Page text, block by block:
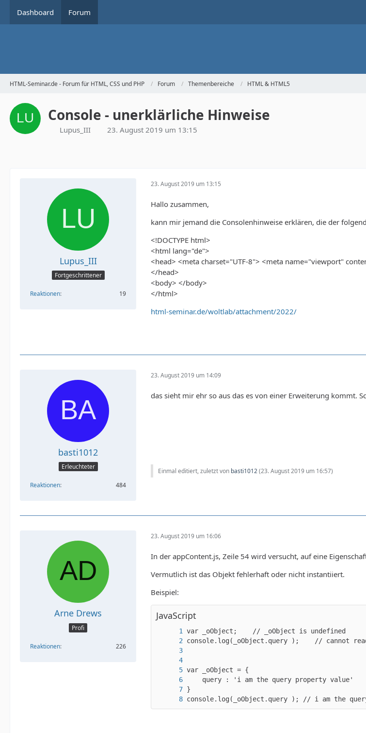
Dashboard Forum
HTML-Seminar.de - Forum für HTML, CSS und PHP Forum Themenbereiche HTML & HTML5
Console - unerklärliche Hinweise
Lupus_III 23. August 2019 um 13:15
Lupus_III
Fortgeschrittener
Reaktionen 19
23. August 2019 um 13:15
Hallo zusammen,
kann mir jemand die Consolenhinweise erklären, die der
<!DOCTYPE html>
<html lang="de">
<head> <meta charset="UTF-8"> <meta name="viewport"
</head>
<body> </body>
</html>
html-seminar.de/woltlab/attachment/2022/
basti1012
Erleuchteter
Reaktionen 484
23. August 2019 um 14:09
das sieht mir ehr so aus das es von einer Erweiterung kommt.
Einmal editiert, zuletzt von basti1012(23. August 2019 um 16:57)
Arne Drews
Profi
Reaktionen 226
23. August 2019 um 16:06
In der appContent.js, Zeile 54 wird versucht, auf eine
Vermutlich ist das Objekt fehlerhaft oder nicht instantiiert.
Beispiel:
JavaScript
console.log(_oObject.query ); // i am the